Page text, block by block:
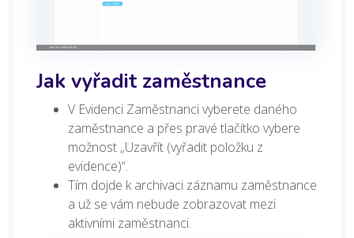
Jak vyřadit zaměstnance
V Evidenci Zaměstnanci vyberete daného
zaměstnance a přes pravé tlačítko vybere
možnost „Uzavřít (vyřadit položku z
evidence)“.
Tím dojde k archivaci záznamu zaměstnance
a už se vám nebude zobrazovat mezi
aktivními zaměstnanci.